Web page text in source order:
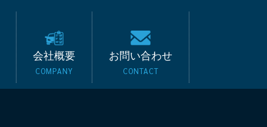
ード｜BMW・ベンツ
会社概要
COMPANY
お問い合わせ
CONTACT